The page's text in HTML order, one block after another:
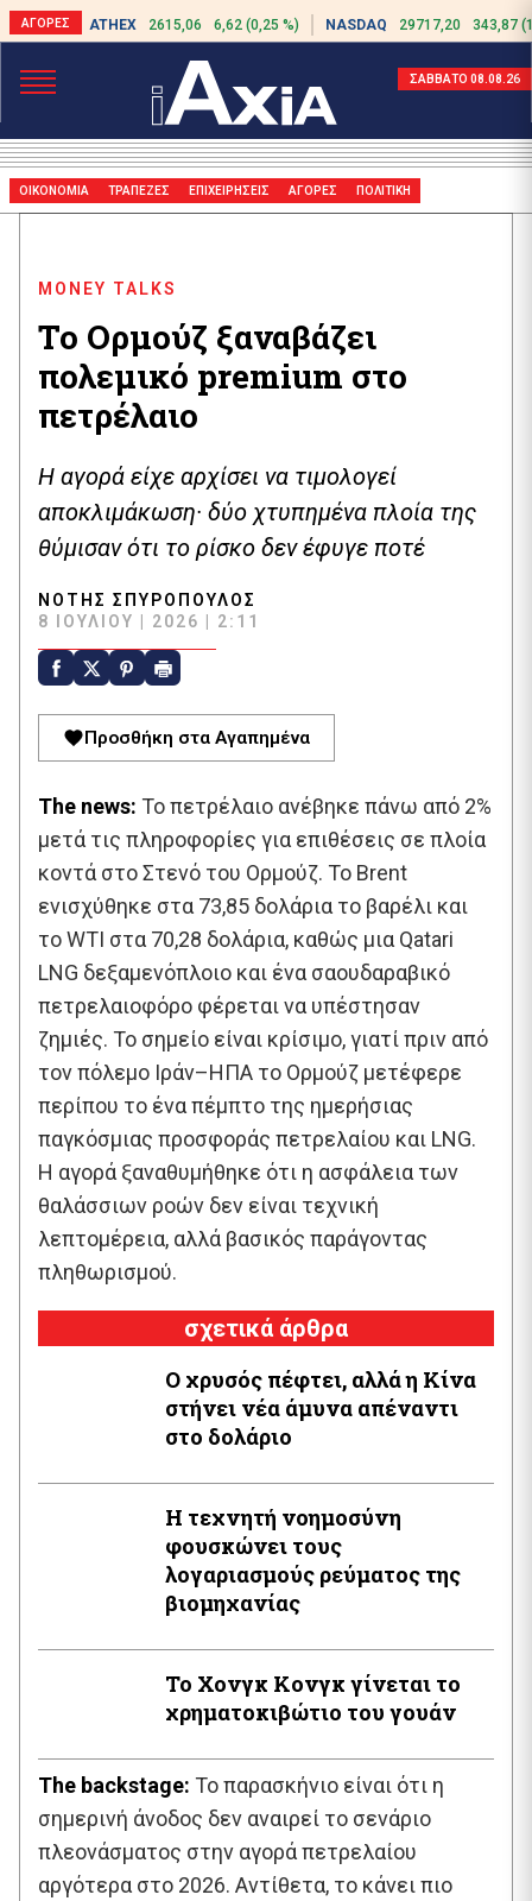
ATHEX 2615,06 6,62 (0,25 %) NASDAQ 29717,20 343,87
ΣΑΒΒΑΤΟ 08.08.26
ΟΙΚΟΝΟΜΙΑ ΤΡΑΠΕΖΕΣ ΕΠΙΧΕΙΡΗΣΕΙΣ ΑΓΟΡΕΣ ΠΟΛΙΤΙΚΗ
MONEY TALKS
Το Ορμούζ ξαναβάζει
πολεμικό premium στο
πετρέλαιο
Η αγορά είχε αρχίσει να τιμολογεί
αποκλιμάκωση· δύο χτυπημένα πλοία της
θύμισαν ότι το ρίσκο δεν έφυγε ποτέ
ΝΌΤΗΣ ΣΠΥΡΌΠΟΥΛΟΣ
8 ΙΟΥΛΊΟΥ | 2026 | 2:11
Προσθήκη στα Αγαπημένα
The news: Το πετρέλαιο ανέβηκε πάνω από 2%
μετά τις πληροφορίες για επιθέσεις σε πλοία
κοντά στο Στενό του Ορμούζ. Το Brent
ενισχύθηκε στα 73,85 δολάρια το βαρέλι και
το WTI στα 70,28 δολάρια, καθώς μια Qatari
LNG δεξαμενόπλοιο και ένα σαουδαραβικό
πετρελαιοφόρο φέρεται να υπέστησαν
ζημιές. Το σημείο είναι κρίσιμο, γιατί πριν από
τον πόλεμο Ιράν–ΗΠΑ το Ορμούζ μετέφερε
περίπου το ένα πέμπτο της ημερήσιας
παγκόσμιας προσφοράς πετρελαίου και LNG.
Η αγορά ξαναθυμήθηκε ότι η ασφάλεια των
θαλάσσιων ροών δεν είναι τεχνική
λεπτομέρεια, αλλά βασικός παράγοντας
πληθωρισμού.
σχετικά άρθρα
Ο χρυσός πέφτει, αλλά η Κίνα
στήνει νέα άμυνα απέναντι
στο δολάριο
Η τεχνητή νοημοσύνη
φουσκώνει τους
λογαριασμούς ρεύματος της
βιομηχανίας
Το Χονγκ Κονγκ γίνεται το
χρηματοκιβώτιο του γουάν
The backstage: Το παρασκήνιο είναι ότι η
σημερινή άνοδος δεν αναιρεί το σενάριο
πλεονάσματος στην αγορά πετρελαίου
αργότερα στο 2026. Αντίθετα, το κάνει πιο